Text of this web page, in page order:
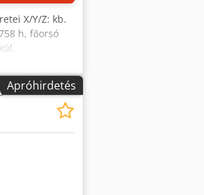
X/Y/Z: kb.
h, főorsó
Apróhirdetés